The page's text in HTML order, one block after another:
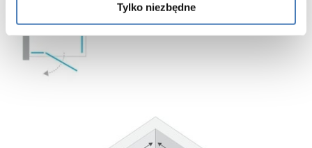
Tylko niezbędne